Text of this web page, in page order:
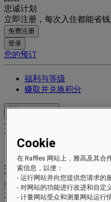
忠诚计划
立即注册，每次入住都能省钱
免费注册
登录
您的预订
福利与等级
赚取并兑换积分
Xxxx Xxxxxxxxx
XXXXXX X XXXXXXXX X
xxxxxxxx
Valid untilxx/xx/xxxx
奖励积分
XXXpts
Cookie
在 Raffles 网站上，雅高及其合
索信息，以便：
- 运行网站并向您提供您请求的
- 对网站的功能进行改进和自定
- 计量网站受众和测量网站运行